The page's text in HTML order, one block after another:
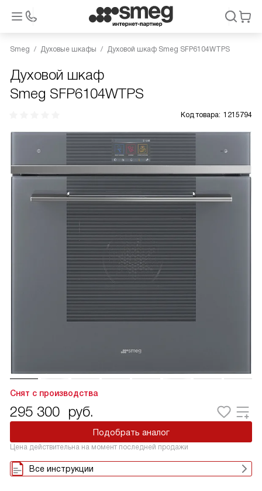
Smeg Духовые шкафы Духовой шкаф Smeg SFP6104WTPS
Духовой шкаф
Smeg SFP6104WTPS
Код товара: 1215794
Снят с производства
295 300 руб.
Подобрать аналог
Цена действительна на момент последней продажи
Все инструкции